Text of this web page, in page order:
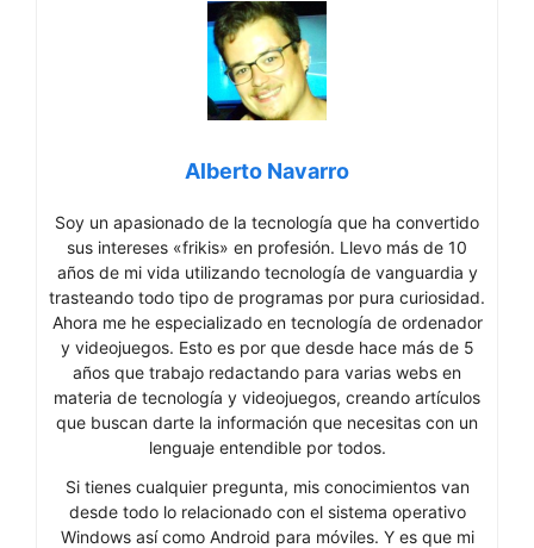
Alberto Navarro
Soy un apasionado de la tecnología que ha convertido
sus intereses «frikis» en profesión. Llevo más de 10
años de mi vida utilizando tecnología de vanguardia y
trasteando todo tipo de programas por pura curiosidad.
Ahora me he especializado en tecnología de ordenador
y videojuegos. Esto es por que desde hace más de 5
años que trabajo redactando para varias webs en
materia de tecnología y videojuegos, creando artículos
que buscan darte la información que necesitas con un
lenguaje entendible por todos.
Si tienes cualquier pregunta, mis conocimientos van
desde todo lo relacionado con el sistema operativo
Windows así como Android para móviles. Y es que mi